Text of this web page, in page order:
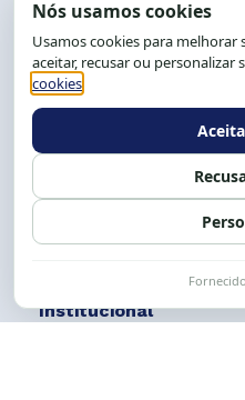
End.: R. da
CEP:
Tel.: (71) 2104-5457,
Expediente: 8h
Siga nossas redes
Institucional